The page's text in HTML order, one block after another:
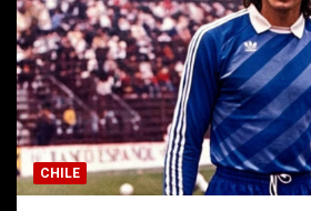
CHILE